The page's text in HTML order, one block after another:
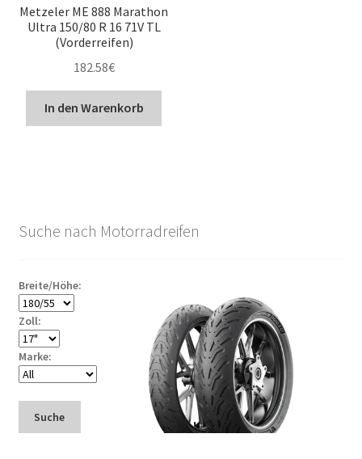
Metzeler ME 888 Marathon
Ultra 150/80 R 16 71V TL
(Vorderreifen)
182.58€
In den Warenkorb
Suche nach Motorradreifen
Breite/Höhe:
Zoll:
Marke:
Suche